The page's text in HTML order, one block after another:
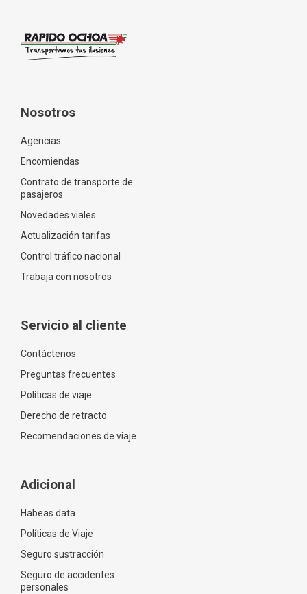
Nosotros
Agencias
Encomiendas
Contrato de transporte de
pasajeros
Novedades viales
Actualización tarifas
Control tráfico nacional
Trabaja con nosotros
Servicio al cliente
Contáctenos
Preguntas frecuentes
Políticas de viaje
Derecho de retracto
Recomendaciones de viaje
Adicional
Habeas data
Políticas de Viaje
Seguro sustracción
Seguro de accidentes
personales